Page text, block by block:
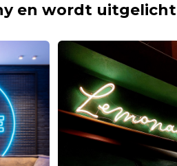
en wordt uitgelicht